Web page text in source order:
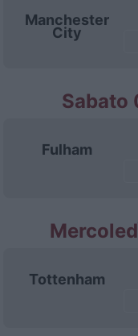
Manchester
City
Sabato
Fulham
Tottenham